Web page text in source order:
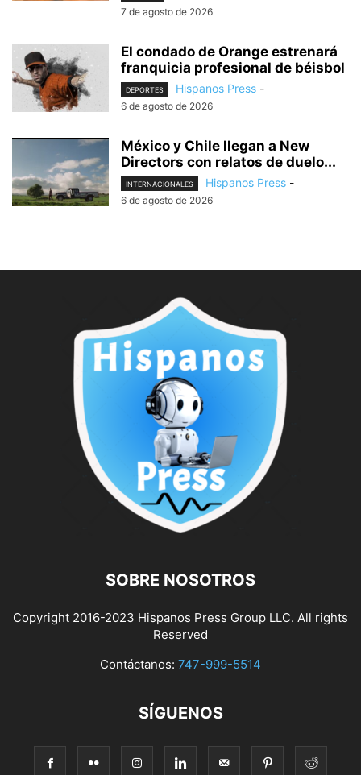
7 de agosto de 2026
El condado de Orange estrenará
franquicia profesional de béisbol
DEPORTES Hispanos Press -
6 de agosto de 2026
México y Chile llegan a New
Directors con relatos de duelo...
INTERNACIONALES Hispanos Press -
6 de agosto de 2026
SOBRE NOSOTROS
Copyright 2016-2023 Hispanos Press Group LLC. All rights
Reserved
Contáctanos: 747-999-5514
SÍGUENOS